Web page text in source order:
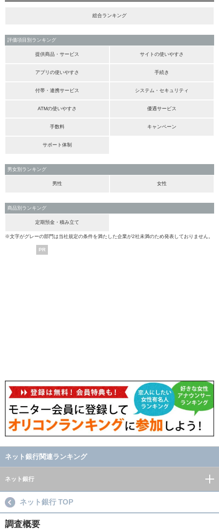
総合ランキング
評価項目別ランキング
提供商品・サービス サイトの使いやすさ
アプリの使いやすさ 手続き
付帯・連携サービス システム・セキュリティ
ATMの使いやすさ 優遇サービス
手数料 キャンペーン
サポート体制
男女別ランキング
男性 女性
商品別ランキング
定期預金・積み立て
※文字がグレーの部門は当社規定の条件を満たした企業が2社未満のため発表しておりません。
PR
ネット銀行関連ランキング
ネット銀行
ネット銀行 TOP
調査概要